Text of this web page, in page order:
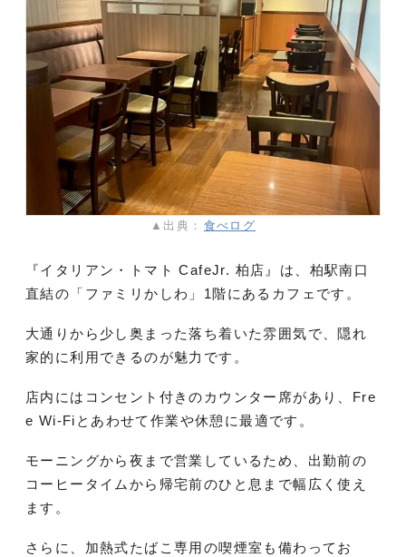
▲出典： 食べログ
『イタリアン・トマト CafeJr. 柏店』は、柏駅南口
直結の「ファミリかしわ」1階にあるカフェです。
大通りから少し奥まった落ち着いた雰囲気で、隠れ
家的に利用できるのが魅力です。
店内にはコンセント付きのカウンター席があり、Fre
e Wi-Fiとあわせて作業や休憩に最適です。
モーニングから夜まで営業しているため、出勤前の
コーヒータイムから帰宅前のひと息まで幅広く使え
ます。
さらに、加熱式たばこ専用の喫煙室も備わってお